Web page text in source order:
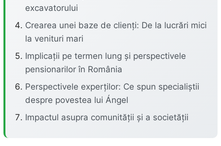
excavatorului
Crearea unei baze de clienți: De la lucrări mici
la venituri mari
Implicații pe termen lung și perspectivele
pensionarilor în România
Perspectivele experților: Ce spun specialiștii
despre povestea lui Ángel
Impactul asupra comunității și a societății